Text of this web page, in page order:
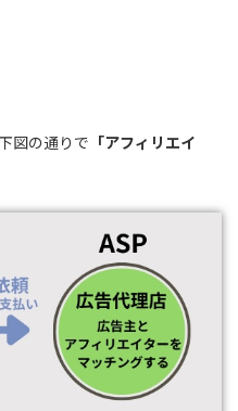
図の通りで 「アフィリエイ